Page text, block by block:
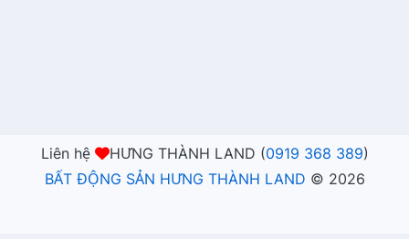
Liên hệ HƯNG THÀNH LAND (0919 368 389)
BẤT ĐỘNG SẢN HƯNG THÀNH LAND © 2026